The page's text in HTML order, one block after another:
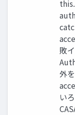
敗
外
い